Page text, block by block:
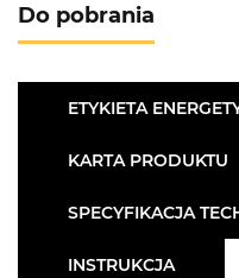
Do pobrania
ETYKIETA
KARTA PRODUKTU
SPECYFIKACJA
INSTRUKCJA